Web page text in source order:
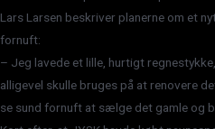
Lars Larsen beskriver planerne om et
fornuft:
– Jeg lavede et lille, hurtigt
alligevel skulle bruges på at renovere
se sund fornuft at sælge det gamle og